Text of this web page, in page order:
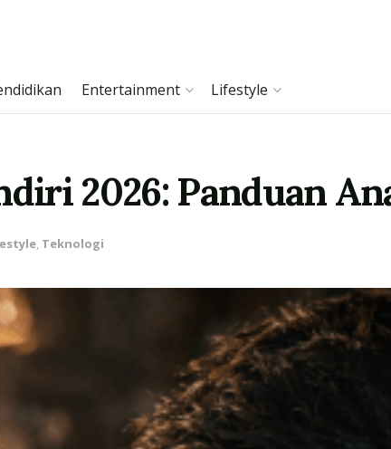
Entertainment Lifestyle
2026: Panduan
, Teknologi